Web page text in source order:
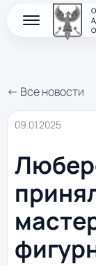
← Все новости
09.01.2025